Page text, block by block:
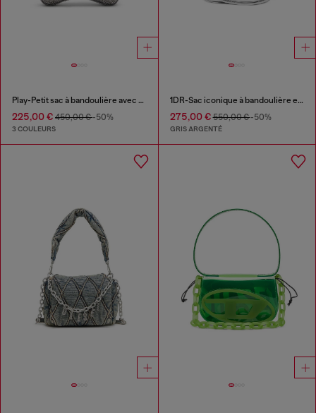
Play-Petit sac à bandoulière avec cristaux
225,00 € 450,00 €-50%
3 COULEURS
1DR-Sac iconique à bandoulière en cuir effet miroir
275,00 €550,00 €-50%
GRIS ARGENTÉ